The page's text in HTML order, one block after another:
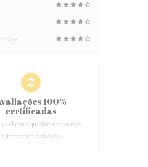
100%
certificadas
os clientes que fizeram reservas
submeteram avaliações